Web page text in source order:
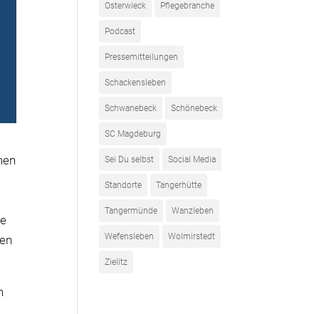
Osterwieck Pflegebranche
Podcast
Pressemitteilungen
Schackensleben
Schwanebeck Schönebeck
SC Magdeburg
Sei Du selbst Social Media
Standorte Tangerhütte
Tangermünde Wanzleben
Wefensleben Wolmirstedt
Zielitz